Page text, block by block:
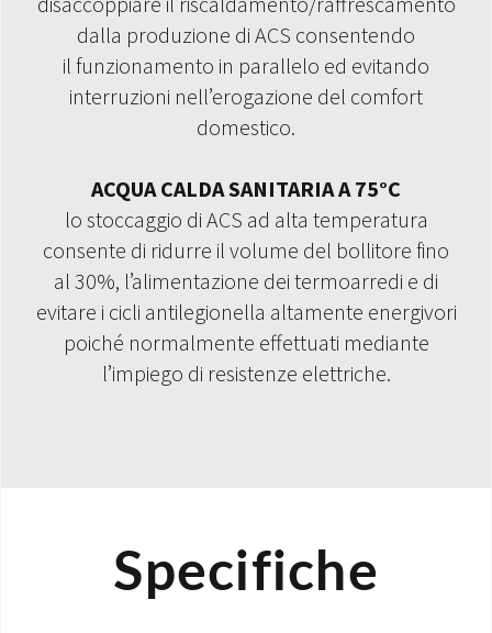
dalla produzione di ACS consentendo
il funzionamento in parallelo ed evitando
interruzioni nell’erogazione del comfort
domestico.
ACQUA CALDA SANITARIA A 75°C
lo stoccaggio di ACS ad alta temperatura
consente di ridurre il volume del bollitore fino
al 30%, l’alimentazione dei termoarredi e di
evitare i cicli antilegionella altamente energivori
poiché normalmente effettuati mediante
l’impiego di resistenze elettriche.
Specifiche